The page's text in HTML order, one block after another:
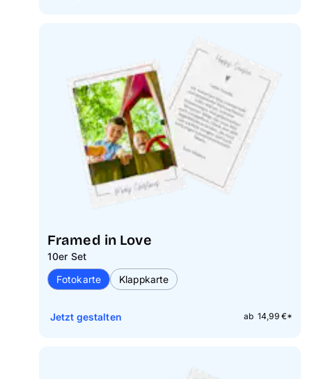
Framed in Love
10er Set
Fotokarte
Klappkarte
ab 14,99 €*
Jetzt gestalten